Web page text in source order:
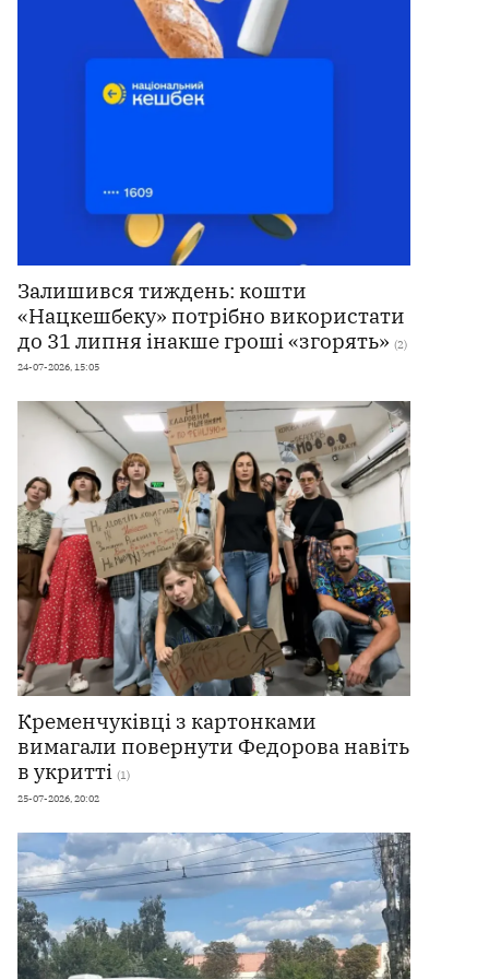
Залишився тиждень: кошти
«Нацкешбеку» потрібно використати
до 31 липня інакше гроші «згорять» (2)
24-07-2026, 15:05
Кременчуківці з картонками
вимагали повернути Федорова навіть
в укритті (1)
25-07-2026, 20:02